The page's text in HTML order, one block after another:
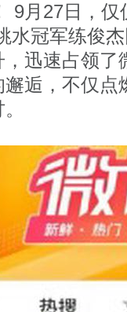
9月27日，
水冠军练俊
，迅速占领
邂逅，不仅